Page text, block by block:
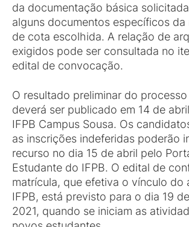
da documentação básica
alguns documentos específicos da
de cota escolhida. A relação de
exigidos pode ser consultada no
edital de convocação.
O resultado preliminar do
deverá ser publicado em 14 de
IFPB Campus Sousa. Os
as inscrições indeferidas poderão
recurso no dia 15 de abril pelo
Estudante do IFPB. O edital de
matrícula, que efetiva o vínculo do
IFPB, está previsto para o dia 19
2021, quando se iniciam as